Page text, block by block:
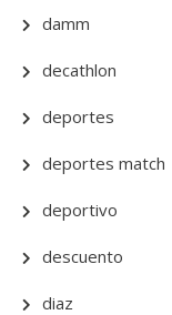
damm
decathlon
deportes
deportes match
deportivo
descuento
diaz